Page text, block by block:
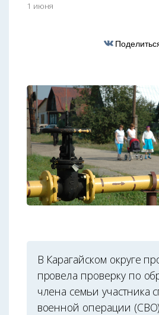
1 июня
В Карагайском округе
провела проверку по
члена семьи участника
военной операции